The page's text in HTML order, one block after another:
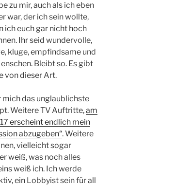
zu mir, auch als ich eben
war, der ich sein wollte,
ich euch gar nicht hoch
Ihr seid wundervolle,
kluge, empfindsame und
Bleibt so. Es gibt
von dieser Art.
das unglaublichste
Weitere TV Auftritte,am
erscheint endlich mein
abzugeben“. Weitere
vielleicht sogar
weiß, was noch alles
weiß ich. Ich werde
ein Lobbyist sein für all